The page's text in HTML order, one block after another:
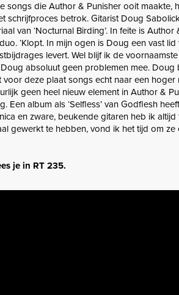
songs die Author & Punisher ooit maakte,
schrijfproces betrok. Gitarist Doug
van ‘Nocturnal Birding’. In feite is Author
‘Klopt. In mijn ogen is Doug een vast lid
levert. Wel blijf ik de
absoluut geen problemen mee. Doug
deze plaat songs echt naar een hoger
geen heel nieuw element in Author &
album als ‘Selfless’ van Godflesh
en zware, beukende gitaren heb ik altijd
gewerkt te hebben, vond ik het tijd om ze
je in RT 235.